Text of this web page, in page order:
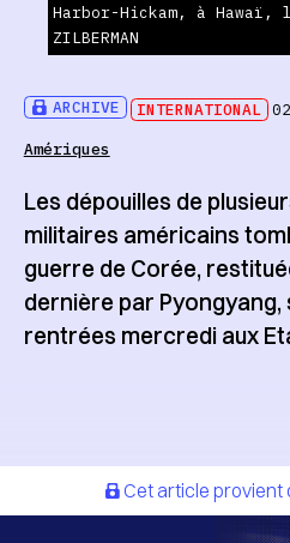
ARCHIVE INTERNATIONAL
Amériques
Harbor-Hickam, à Hawaï,
ZILBERMAN
Les dépouilles de
militaires américains
guerre de Corée,
dernière par
rentrées mercredi aux
Cet article provient